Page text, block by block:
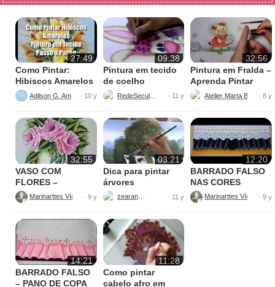
27:49
Como Pintar:
Hibiscos Amarelos
· 10 y
09:38
Pintura em tecido
de coelho
RedeSeculo21 · 11 y
32:56
Pintura em Fralda –
Aprenda Pintar
Ursinha
Atelier Marta Beatriz· 8 y
32:55
VASO COM
FLORES –
PINTURAS
· 9 y
03:21
Dica para pintar
árvores
zearantes · 11 y
12:20
BARRADO FALSO
NAS CORES
AMARELO E
PRETO
· 9 y
14:21
BARRADO FALSO
– PANO DE COPA
11:28
Como pintar
cabelo afro em